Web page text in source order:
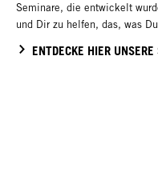
Seminare, die entwickelt
und Dir zu helfen, das, was
ENTDECKE HIER